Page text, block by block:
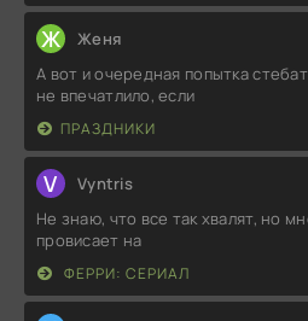
Ж Женя
А вот и очередная попытка
не впечатлило, если
ПРАЗДНИКИ
V Vyntris
Не знаю, что все так хвалят, но
провисает на
ФЕРРИ: СЕРИАЛ